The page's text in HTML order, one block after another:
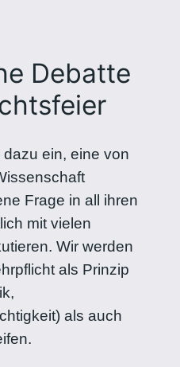
Debatte
ein, eine von
Frage in all ihren
mit vielen
Wir werden
als Prinzip
als auch